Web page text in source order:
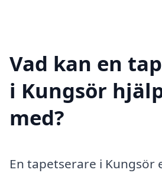
Vad kan en
i Kungsör
med?
En tapetserare i Kungsör